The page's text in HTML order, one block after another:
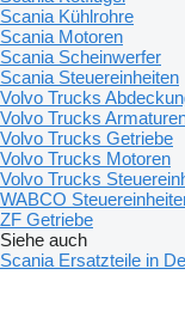
Scania Kühlrohre
Scania Motoren
Scania Scheinwerfer
Scania Steuereinheiten
Volvo Trucks
Volvo Trucks
Volvo Trucks Getriebe
Volvo Trucks Motoren
Volvo Trucks
WABCO
ZF Getriebe
Siehe auch
Scania Ersatzteile in